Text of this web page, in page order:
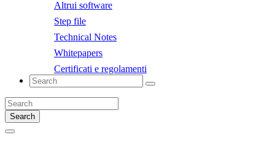
Altrui software
Step file
Technical Notes
Whitepapers
Certificati e regolamenti
Search